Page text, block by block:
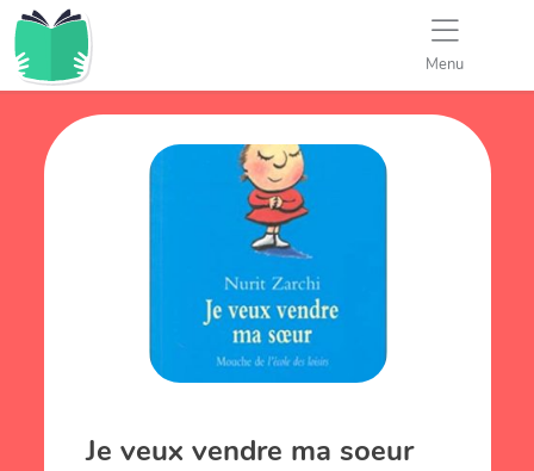
Menu
Je veux vendre ma soeur